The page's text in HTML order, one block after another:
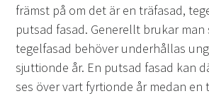
främst på om det är en träfasad,
putsad fasad. Generellt brukar man
tegelfasad behöver underhållas
sjuttionde år. En putsad fasad kan
ses över vart fyrtionde år medan en